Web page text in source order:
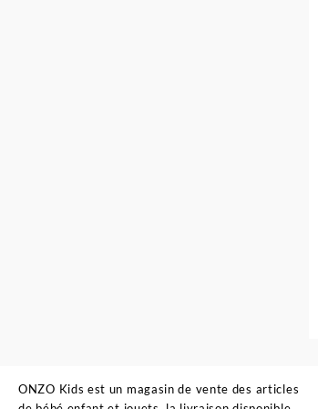
ONZO Kids est un magasin de vente des articles